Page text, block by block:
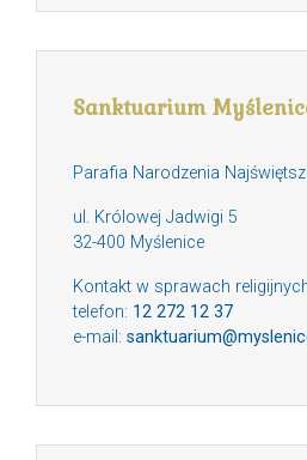
Sanktuarium
Parafia Narodzenia
ul. Królowej Jadwigi 5
32-400 Myślenice
Kontakt w sprawach
telefon: 12 272 12 37
e-mail: